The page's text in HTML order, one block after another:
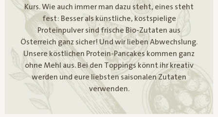
Kurs. Wie auch immer man dazu steht, eines steht
fest: Besser als künstliche, kostspielige
Proteinpulver sind frische Bio-Zutaten aus
Österreich ganz sicher! Und wir lieben Abwechslung.
Unsere köstlichen Protein-Pancakes kommen ganz
ohne Mehl aus. Bei den Toppings könnt ihr kreativ
werden und eure liebsten saisonalen Zutaten
verwenden.